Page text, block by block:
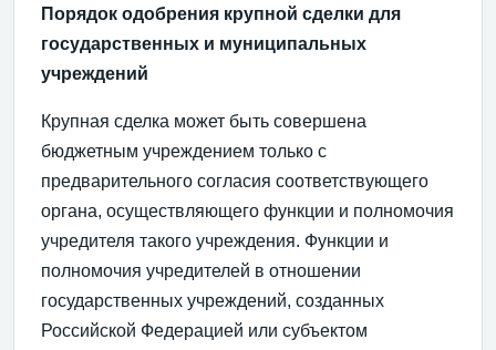
Порядок одобрения крупной сделки для
государственных и муниципальных
учреждений
Крупная сделка может быть совершена
бюджетным учреждением только с
предварительного согласия соответствующего
органа, осуществляющего функции и полномочия
учредителя такого учреждения. Функции и
полномочия учредителей в отношении
государственных учреждений, созданных
Российской Федерацией или субъектом